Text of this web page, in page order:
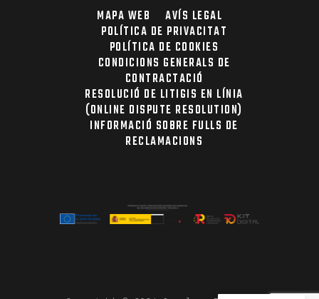
MAPA WEB
AVÍS LEGAL
POLÍTICA DE PRIVACITAT
POLÍTICA DE COOKIES
CONDICIONS GENERALS DE
CONTRACTACIÓ
RESOLUCIÓ DE LITIGIS EN LÍNIA
(ONLINE DISPUTE RESOLUTION)
INFORMACIÓ SOBRE FULLS DE
RECLAMACIONS